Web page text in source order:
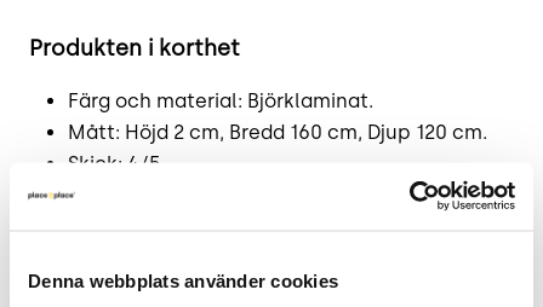
Denna webbplats använder cookies
Produkten i korthet
Färg och material: Björklaminat.
Mått: Höjd 2 cm, Bredd 160 cm, Djup 120 cm.
Skick: 4/5
2 års garanti.